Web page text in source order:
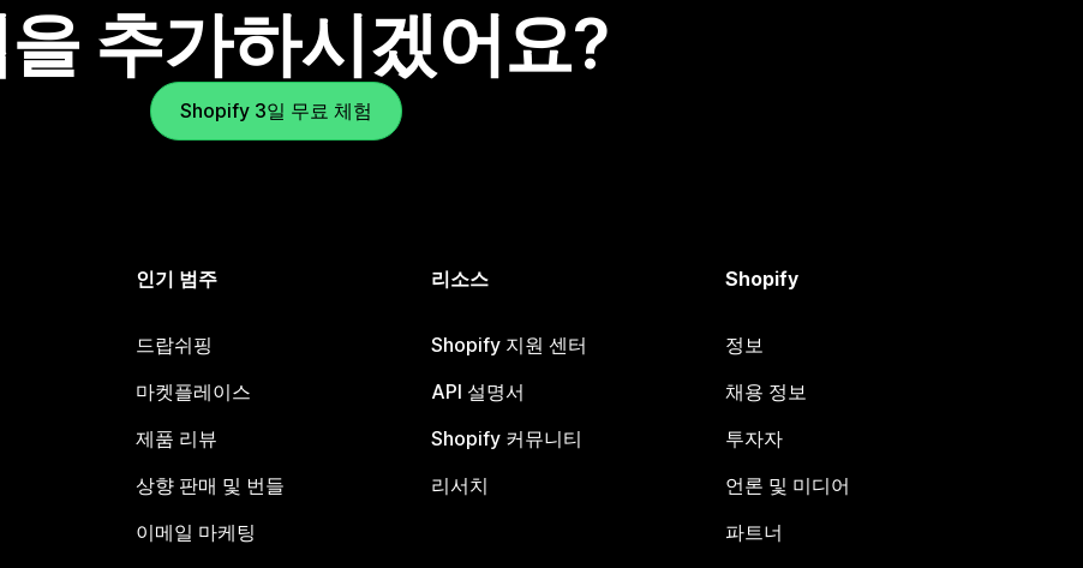
추가하시겠어요?
Shopify 3일 무료 체험
인기 범주
드랍쉬핑
마켓플레이스
제품 리뷰
상향 판매 및 번들
이메일 마케팅
리소스
Shopify 지원 센터
API 설명서
Shopify 커뮤니티
리서치
Shopify
정보
채용 정보
투자자
언론 및 미디어
파트너